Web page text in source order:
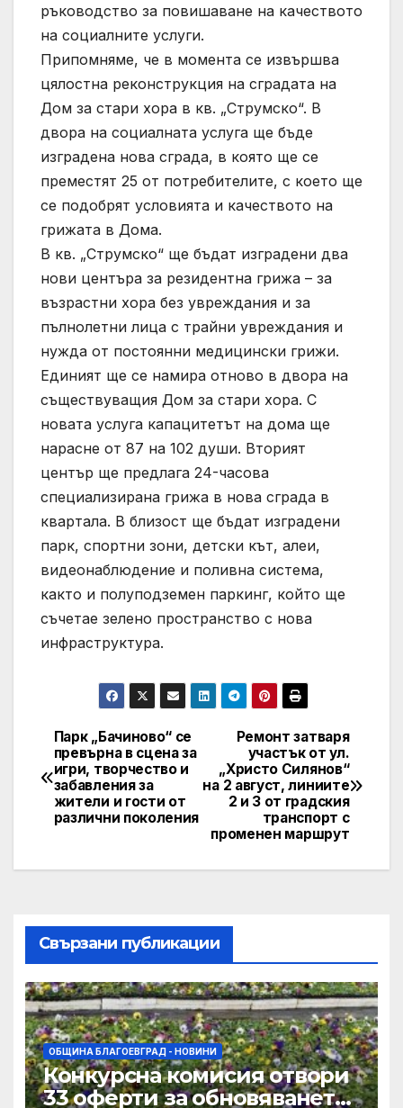
ръководство за повишаване на качеството
на социалните услуги.
Припомняме, че в момента се извършва
цялостна реконструкция на сградата на
Дом за стари хора в кв. „Струмско“. В
двора на социалната услуга ще бъде
изградена нова сграда, в която ще се
преместят 25 от потребителите, с което ще
се подобрят условията и качеството на
грижата в Дома.
В кв. „Струмско“ ще бъдат изградени два
нови центъра за резидентна грижа – за
възрастни хора без увреждания и за
пълнолетни лица с трайни увреждания и
нужда от постоянни медицински грижи.
Единият ще се намира отново в двора на
съществуващия Дом за стари хора. С
новата услуга капацитетът на дома ще
нарасне от 87 на 102 души. Вторият
център ще предлага 24-часова
специализирана грижа в нова сграда в
квартала. В близост ще бъдат изградени
парк, спортни зони, детски кът, алеи,
видеонаблюдение и поливна система,
както и полуподземен паркинг, който ще
съчетае зелено пространство с нова
инфраструктура.
Post
navigation
Ремонт затваря
участък от ул.
„Христо Силянов“
на 2 август, линиите
2 и 3 от градския
транспорт с
променен маршрут
Парк „Бачиново“ се
превърна в сцена за
игри, творчество и
забавления за
жители и гости от
различни поколения
Свързани публикации
ОБЩИНА БЛАГОЕВГРАД - НОВИНИ
Конкурсна комисия отвори
33 оферти за обновяването